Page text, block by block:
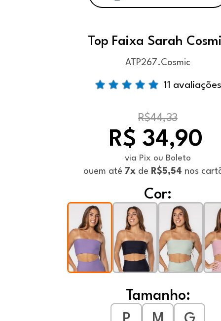
Top Faixa Sarah
ATP267.Cosmic
11 avaliações
R$44,33
R$ 34,90
via Pix ou Boleto
ouem até 7x de R$5,54 nos
Cor:
Tamanho: